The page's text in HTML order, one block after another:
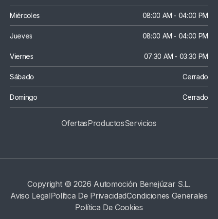
Miércoles 08:00 AM - 04:00 PM
Jueves 08:00 AM - 04:00 PM
Viernes 07:30 AM - 03:30 PM
Sábado Cerrado
Domingo Cerrado
OfertasProductosSErvicios
Copyright © 2026 Automoción Benejúzar S.L.
Aviso LegalPolítica De PrivacidadCondiciones Generales
Política De Cookies